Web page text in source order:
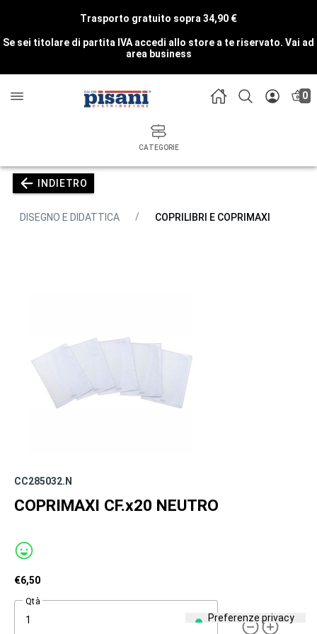
Trasporto gratuito sopra 34,90 €
Se sei titolare di partita IVA accedi allo store a te riservato. Vai ad
area business
0
CATEGORIE
INDIETRO
DISEGNO E DIDATTICA COPRILIBRI E COPRIMAXI
CC285032.N
COPRIMAXI CF.x20 NEUTRO
€6,50
Qtà